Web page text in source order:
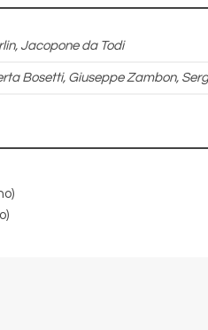
Jacopone da Todi
Bosetti, Giuseppe Zambon,